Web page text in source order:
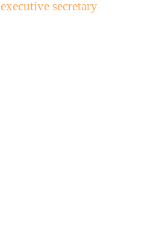
executive secretary